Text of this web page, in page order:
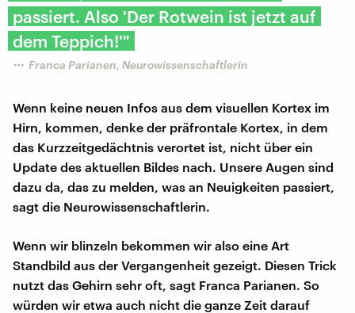
passiert. Also 'Der Rotwein ist jetzt auf
dem Teppich!'"
Franca Parianen, Neurowissenschaftlerin
Wenn keine neuen Infos aus dem visuellen Kortex im
Hirn, kommen, denke der präfrontale Kortex, in dem
das Kurzzeitgedächtnis verortet ist, nicht über ein
Update des aktuellen Bildes nach. Unsere Augen sind
dazu da, das zu melden, was an Neuigkeiten passiert,
sagt die Neurowissenschaftlerin.
Wenn wir blinzeln bekommen wir also eine Art
Standbild aus der Vergangenheit gezeigt. Diesen Trick
nutzt das Gehirn sehr oft, sagt Franca Parianen. So
würden wir etwa auch nicht die ganze Zeit darauf